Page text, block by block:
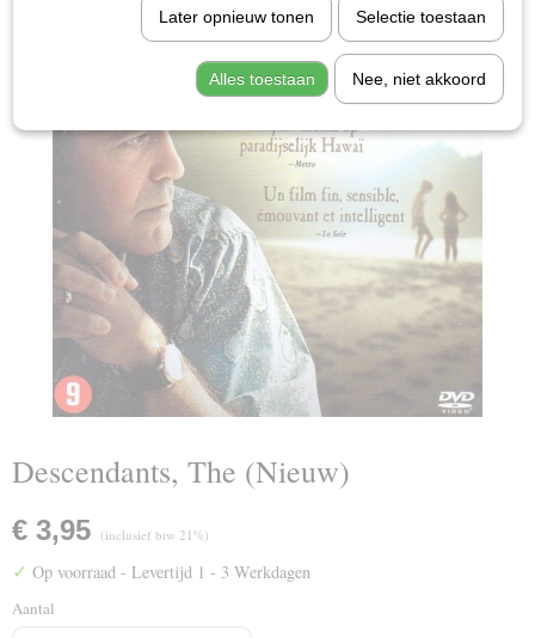
Descendants, The (Nieuw)
€ 3,95 (inclusief btw 21%)
✓ Op voorraad - Levertijd 1 - 3 Werkdagen
Aantal
Later opnieuw tonen Selectie toestaan
Alles toestaan Nee, niet akkoord